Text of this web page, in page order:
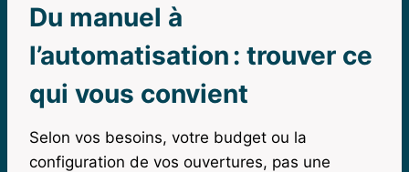
Du manuel à
l’automatisation : trouver ce
qui vous convient
Selon vos besoins, votre budget ou la
configuration de vos ouvertures, pas une